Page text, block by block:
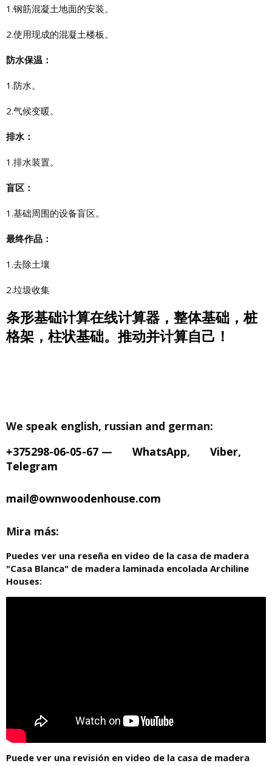
1.钢筋混凝土地面的安装。
2.使用现成的混凝土楼板。
防水保温：
1.防水。
2.气候变暖。
排水：
1.排水装置。
盲区：
1.基础周围的设备盲区。
最终作品：
1.去除土壤
2.垃圾收集
条形基础计算在线计算器，整体基础，桩
格架，柱状基础。推动并计算自己！
We speak english, russian and german:
+375298-06-05-67 — WhatsApp, Viber,
Telegram
mail@ownwoodenhouse.com
Mira más:
Puedes ver una reseña en video de la casa de madera
"Casa Blanca" de madera laminada encolada Archiline
Houses:
Puede ver una revisión en video de la casa de madera